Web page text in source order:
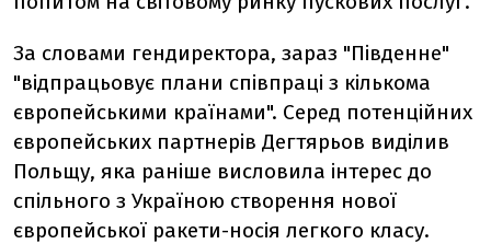
За словами гендиректора, зараз "Південне"
"відпрацьовує плани співпраці з кількома
європейськими країнами". Серед потенційних
європейських партнерів Дегтярьов виділив
Польщу, яка раніше висловила інтерес до
спільного з Україною створення нової
європейської ракети-носія легкого класу.